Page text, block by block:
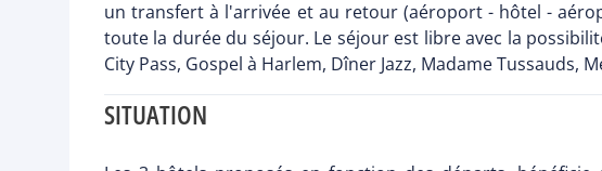
un transfert à l'arrivée et au retour (aéroport - hôtel -
toute la durée du séjour. Le séjour est libre avec la
City Pass, Gospel à Harlem, Dîner Jazz, Madame
SITUATION